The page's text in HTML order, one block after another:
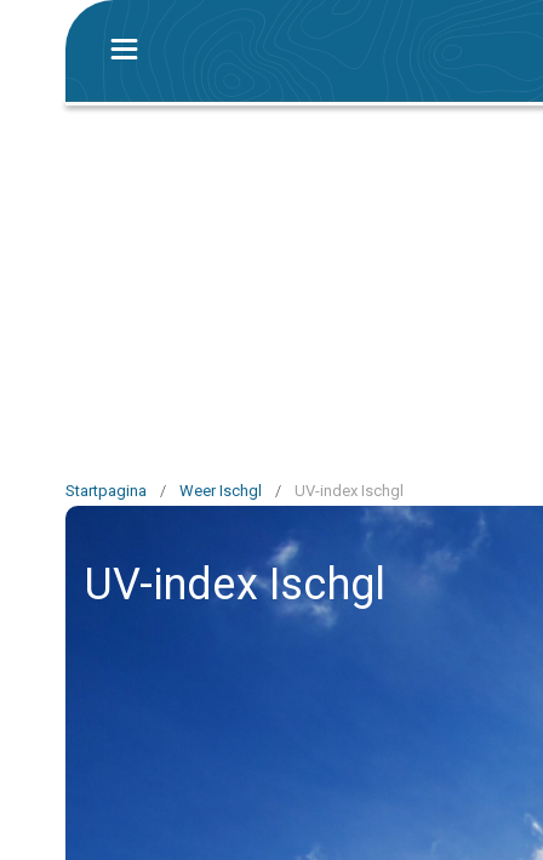
Startpagina / Weer Ischgl / UV-index Ischgl
UV-index Ischgl